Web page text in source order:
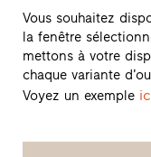
rapides
Vous souhaitez
la fenêtre
mettons à votre
chaque variante
Voyez un exemple